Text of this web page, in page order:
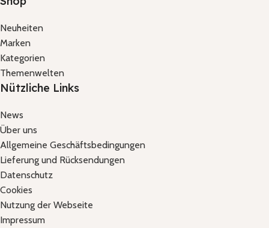
Neuheiten
Marken
Kategorien
Themenwelten
Nützliche Links
News
Über uns
Allgemeine Geschäftsbedingungen
Lieferung und Rücksendungen
Datenschutz
Cookies
Nutzung der Webseite
Impressum